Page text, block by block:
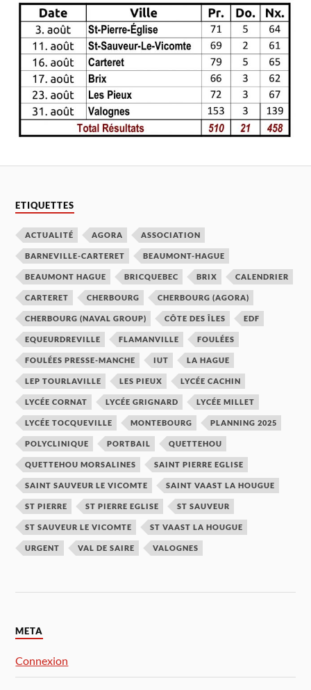
ETIQUETTES
ACTUALITÉ AGORA ASSOCIATION
BARNEVILLE-CARTERET BEAUMONT-HAGUE
BEAUMONT HAGUE BRICQUEBEC BRIX CALENDRIER
CARTERET CHERBOURG CHERBOURG (AGORA)
CHERBOURG (NAVAL GROUP) CÔTE DES ÎLES EDF
EQUEURDREVILLE FLAMANVILLE FOULÉES
FOULÉES PRESSE-MANCHE IUT LA HAGUE
LEP TOURLAVILLE LES PIEUX LYCÉE CACHIN
LYCÉE CORNAT LYCÉE GRIGNARD LYCÉE MILLET
LYCÉE TOCQUEVILLE MONTEBOURG PLANNING 2025
POLYCLINIQUE PORTBAIL QUETTEHOU
QUETTEHOU MORSALINES SAINT PIERRE EGLISE
SAINT SAUVEUR LE VICOMTE SAINT VAAST LA HOUGUE
ST PIERRE ST PIERRE EGLISE ST SAUVEUR
ST SAUVEUR LE VICOMTE ST VAAST LA HOUGUE
URGENT VAL DE SAIRE VALOGNES
META
Connexion